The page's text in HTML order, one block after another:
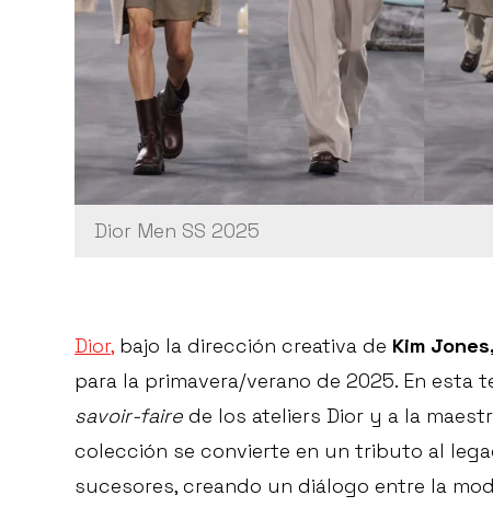
Dior Men SS 2025
Dior, bajo la dirección creativa de Kim Jones,
para la primavera/verano de 2025. En esta
savoir-faire de los ateliers Dior y a la
colección se convierte en un tributo al
sucesores, creando un diálogo entre la